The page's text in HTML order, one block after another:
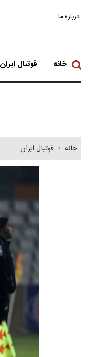
درباره ما
خانه فوتبال ایران
خانه فوتبال ایران